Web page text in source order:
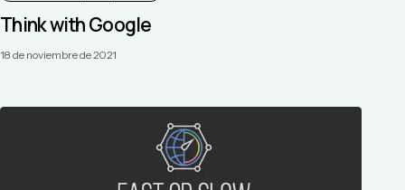
Think with Google
18 de noviembre de 2021